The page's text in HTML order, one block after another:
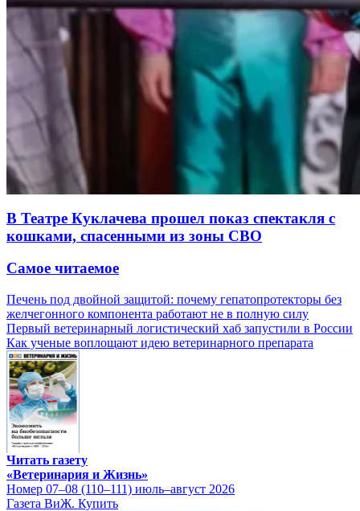
В Театре Куклачева прошел показ спектакля с
кошками, спасенными из зоны СВО
Самое читаемое
Печень под двойной защитой: почему гепатопротекторы без
желчегонного компонента работают не в полную силу
Первый ветеринарный логистический хаб запустили в России
Как ученые воплощают идею ветеринарного препарата
Читать газету
«Ветеринария и Жизнь»
Номер 07–08 (110–111) июль–август 2026
Газета ВиЖ. Купить